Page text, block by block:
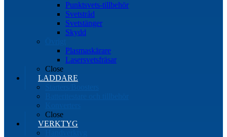
Punktsvets-tillbehör
Svetstråd
Svetstänger
Skydd
Plasmaskärare
Lasersvetsfräsar
Close
LADDARE
Close
VERKTYG